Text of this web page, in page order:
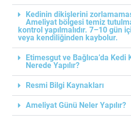
Kedinin dikişlerini
Ameliyat bölgesi temiz
kontrol yapılmalıdır. 7–10 gün
veya kendiliğinden kaybolur.
Etimesgut ve Bağlıca’da Kedi
Nerede Yapılır?
Resmi Bilgi Kaynakları
Ameliyat Günü Neler Yapılır?